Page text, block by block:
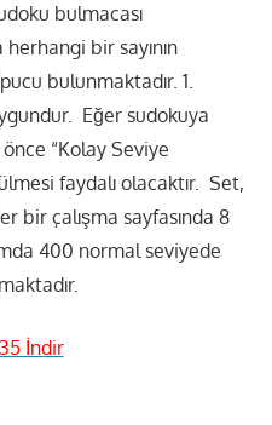
bulmacası
bir sayının
bulunmaktadır. 1.
Eğer sudokuya
“Kolay Seviye
faydalı olacaktır. Set,
bir çalışma sayfasında 8
400 normal seviyede
İndir